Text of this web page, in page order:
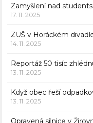
Zamyšlení nad
17. 11. 2025
ZUŠ v Horáckém
14. 11. 2025
Reportáž 50 tisíc
13. 11. 2025
Když obec řeší
13. 11. 2025